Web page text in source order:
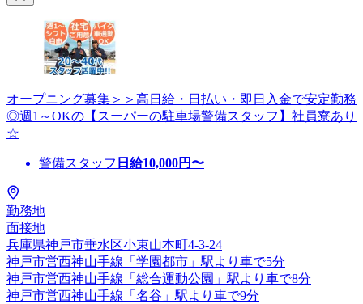
オープニング募集＞＞高日給・日払い・即日入金で安定勤務
◎週1～OKの【スーパーの駐車場警備スタッフ】社員寮あり
☆
警備スタッフ 日給10,000円〜
勤務地
面接地
兵庫県神戸市垂水区小束山本町4-3-24
神戸市営西神山手線「学園都市」駅より車で5分
神戸市営西神山手線「総合運動公園」駅より車で8分
神戸市営西神山手線「名谷」駅より車で9分